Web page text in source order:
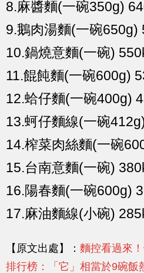
8.麻醬麵(一碗350g)
9.鵝肉湯麵(一碗650g)
10.鍋燒意麵(一碗)
11.餛飩麵(一碗600g)
12.蛤仔麵(一碗400g)
13.蚵仔麵線(一碗
14.榨菜肉絲麵(一碗
15.台南意麵(一碗)
16.陽春麵(一碗600g)
17.麻油麵線(小碗)
【原文出處】： 麵控看過來
排行榜：「它」相當於9碗飯